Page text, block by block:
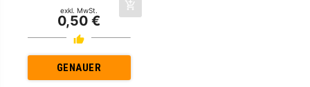
exkl. MwSt.
0,50 €
GENAUER